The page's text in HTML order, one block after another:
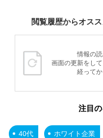
閲覧履歴からオス
情報の
画面の更新をし
経って
注目
40代 ホワイト企業